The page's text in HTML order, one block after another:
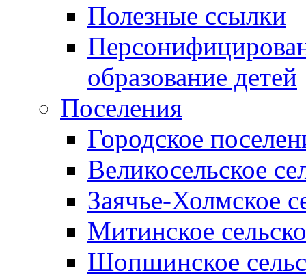
Полезные ссылки
образование детей
Поселения
Городское
Великосельское
Заячье-Холмское
Митинское
Шопшинское